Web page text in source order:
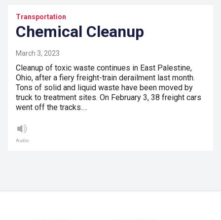
Transportation
Chemical Cleanup
March 3, 2023
Cleanup of toxic waste continues in East Palestine,
Ohio, after a fiery freight-train derailment last month.
Tons of solid and liquid waste have been moved by
truck to treatment sites. On February 3, 38 freight cars
went off the tracks.…
Audio